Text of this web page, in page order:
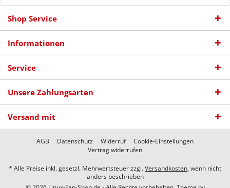
Shop Service
Informationen
Service
Unsere Zahlungsarten
Versand mit
AGB Datenschutz Widerruf
Cookie-Einstellungen
Vertrag widerrufen
* Alle Preise inkl. gesetzl. Mehrwertsteuer zzgl.Versandkosten, wenn nicht
anders beschrieben